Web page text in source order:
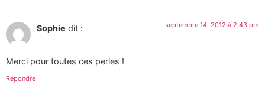
Sophie dit : septembre 14, 2012 à 2:43 pm
Merci pour toutes ces perles !
Répondre